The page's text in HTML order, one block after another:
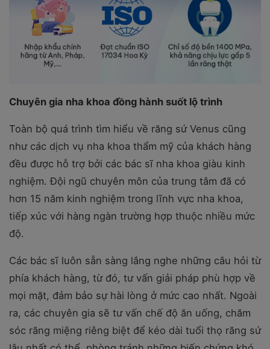
Chuyên gia nha khoa đồng hành suốt lộ trình
Toàn bộ quá trình tìm hiểu về răng sứ Venus cũng
như các dịch vụ nha khoa thẩm mỹ của khách hàng
đều được hỗ trợ bởi các bác sĩ nha khoa giàu kinh
nghiệm. Đội ngũ chuyên môn của trung tâm đã có
hơn 15 năm kinh nghiệm trong lĩnh vực nha khoa,
tiếp xúc với hàng ngàn trường hợp thuộc nhiều mức
độ.
Các bác sĩ luôn sẵn sàng lắng nghe những câu hỏi từ
phía khách hàng, từ đó, tư vấn giải pháp phù hợp về
mọi mặt, đảm bảo sự hài lòng ở mức cao nhất. Ngoài
ra, các chuyên gia sẽ tư vấn chế độ ăn uống, chăm
sóc răng miệng riêng biệt để kéo dài tuổi thọ răng sứ